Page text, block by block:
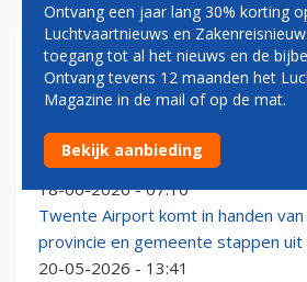
TWENTE AIRPORT
Overijssel wil in goede harmonie
Twente Airport af
18-06-2026 - 07:16
Twente Airport komt in handen
provincie en gemeente stappen uit
20-05-2026 - 13:41
Ontvang een jaar lang 30% korting
Luchtvaartnieuws en
toegang tot al het nieuws en de
Ontvang tevens 12 maanden het
Magazine in de mail of op de mat.
Bekijk aanbieding